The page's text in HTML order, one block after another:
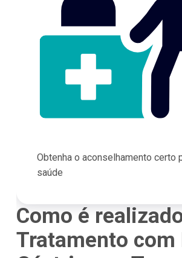
Obtenha o aconselhamento certo
saúde
Como é
Tratamento com